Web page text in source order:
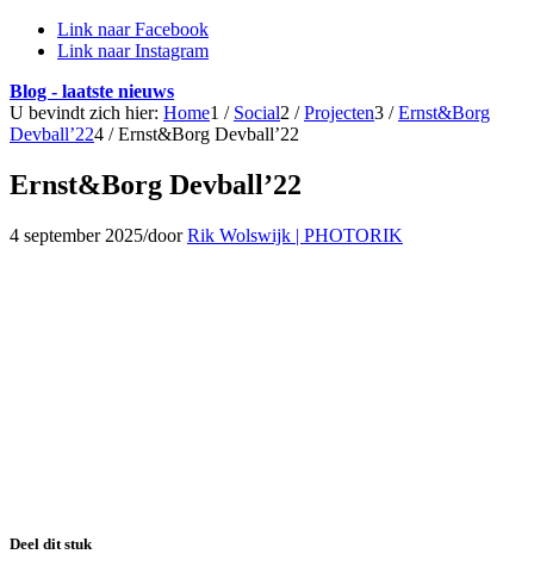
Link naar Facebook
Link naar Instagram
Blog - laatste nieuws
U bevindt zich hier: Home1 / Social2 / Projecten3 / Ernst&Borg
Devball’224 / Ernst&Borg Devball’22
Ernst&Borg Devball’22
4 september 2025/doorRik Wolswijk | PHOTORIK
Deel dit stuk